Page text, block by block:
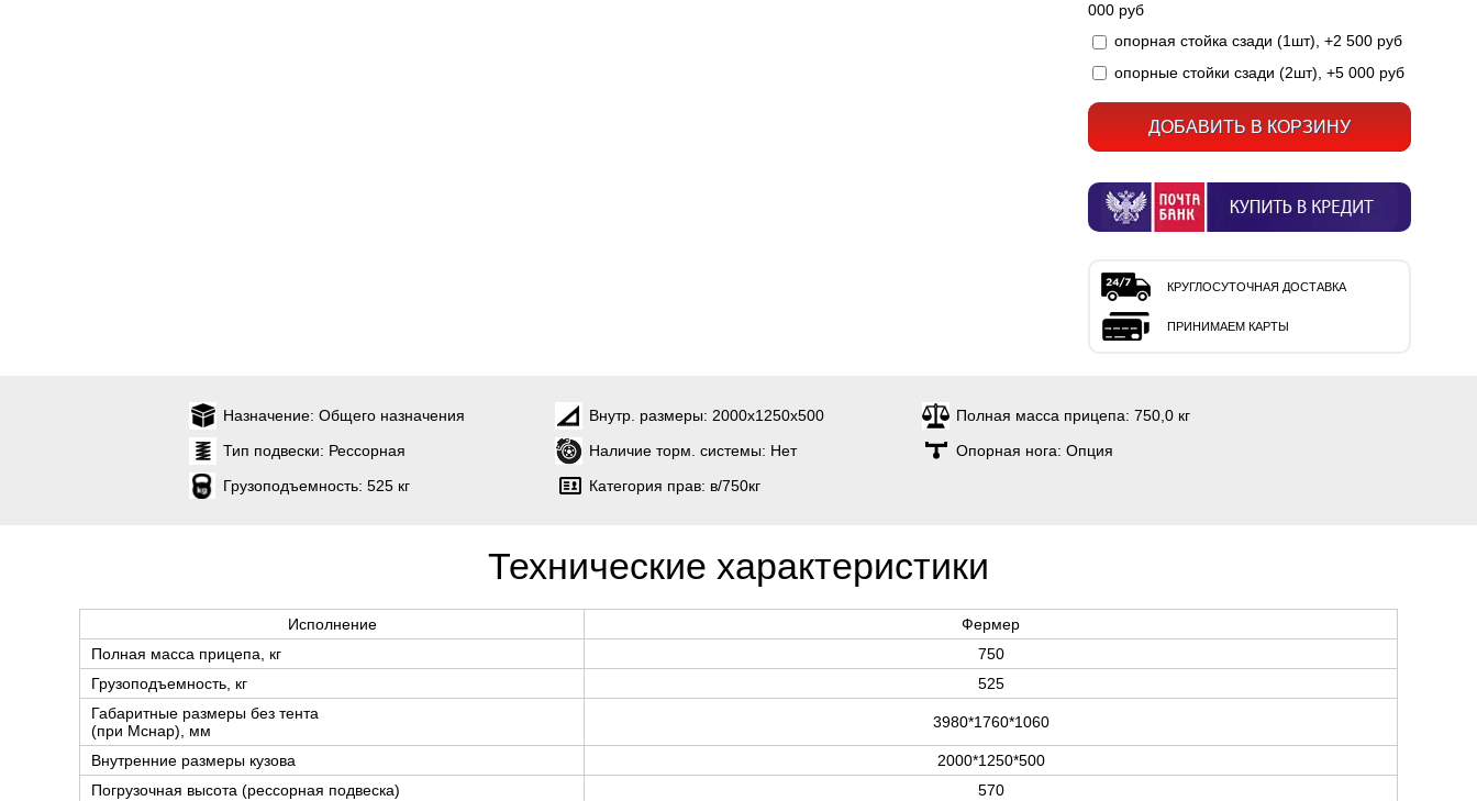
000 руб
опорная стойка сзади (1шт), +2 500 руб
опорные стойки сзади (2шт), +5 000 руб
КРУГЛОСУТОЧНАЯ ДОСТАВКА
ПРИНИМАЕМ КАРТЫ
Назначение: Общего назначения Внутр. размеры: 2000х1250х500 Полная масса прицепа: 750,0 кг
Тип подвески: Рессорная Наличие торм. системы: Нет Опорная нога: Опция
Грузоподъемность: 525 кг Категория прав: в/750кг
Технические характеристики
Исполнение
Фермер
Полная масса прицепа, кг
750
Грузоподъемность, кг
525
Габаритные размеры без тента
(при Мснар), мм
3980*1760*1060
Внутренние размеры кузова
2000*1250*500
Погрузочная высота (рессорная подвеска)
570